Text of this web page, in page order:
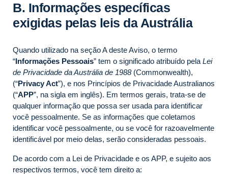
B. Informações específicas
exigidas pelas leis da Austrália
Quando utilizado na seção A deste Aviso, o termo
“Informações Pessoais” tem o significado atribuído pela Lei
de Privacidade da Austrália de 1988(Commonwealth),
(“Privacy Act”), e nos Princípios de Privacidade Australianos
(“APP”, na sigla em inglês). Em termos gerais, trata-se de
qualquer informação que possa ser usada para identificar
você pessoalmente. Se as informações que coletamos
identificar você pessoalmente, ou se você for razoavelmente
identificável por meio delas, serão consideradas pessoais.
De acordo com a Lei de Privacidade e os APP, e sujeito aos
respectivos termos, você tem direito a: